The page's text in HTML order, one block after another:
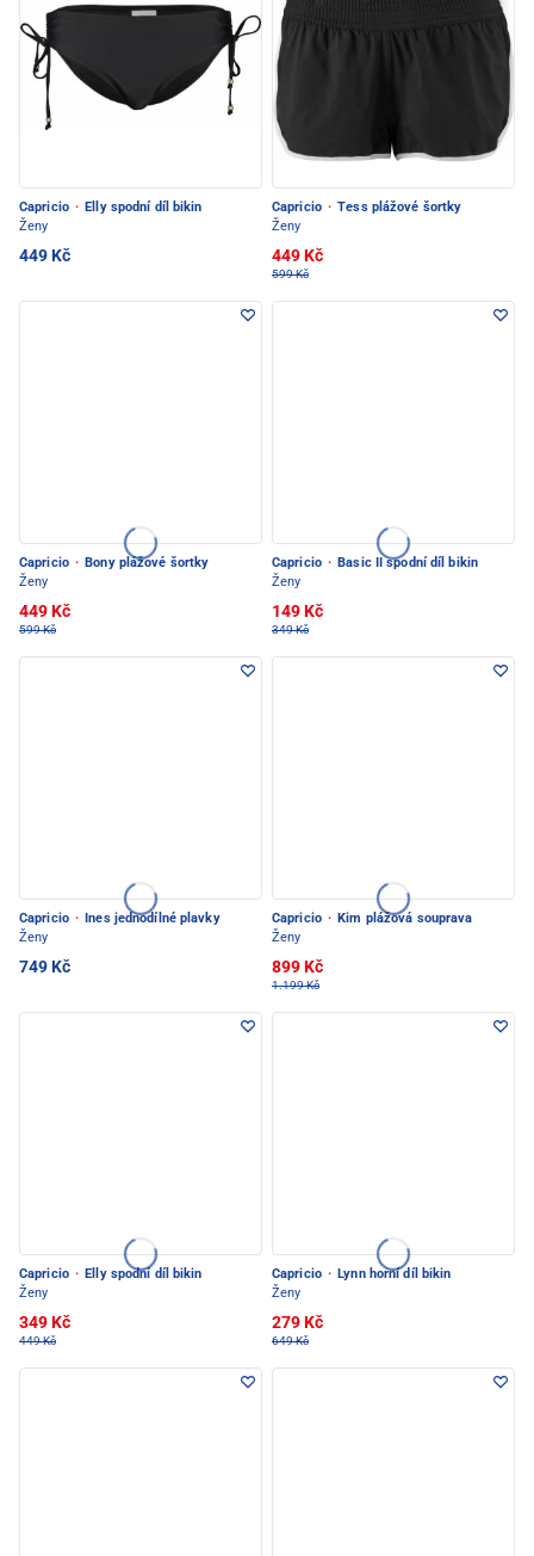
Capricio · Elly spodní díl bikin
Ženy
449 Kč
Capricio · Tess plážové šortky
Ženy
449 Kč
599 Kč
Capricio · Bony plážové šortky
Ženy
449 Kč
599 Kč
Capricio · Basic II spodní díl bikin
Ženy
149 Kč
349 Kč
Capricio ·
Ines jednodílné plavky
Ženy
749 Kč
Capricio · Kim plážová souprava
Ženy
899 Kč
1.199 Kč
Capricio · Elly spodní díl bikin
Ženy
349 Kč
449 Kč
Capricio · Lynn horní díl bikin
Ženy
279 Kč
649 Kč